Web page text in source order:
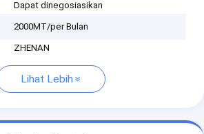
Dapat dinegosiasikan
2000MT/per Bulan
ZHENAN
Lihat Lebih